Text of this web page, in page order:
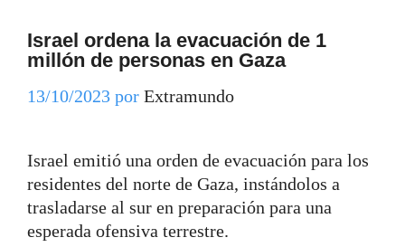
Israel ordena la evacuación de 1
millón de personas en Gaza
13/10/2023 por Extramundo
Israel emitió una orden de evacuación para los
residentes del norte de Gaza, instándolos a
trasladarse al sur en preparación para una
esperada ofensiva terrestre.